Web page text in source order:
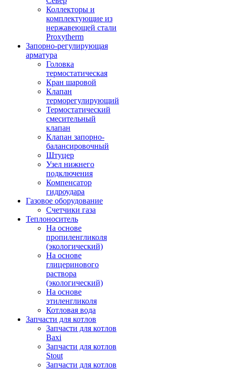
Коллекторы и
комплектующие из
нержавеющей стали
Proxytherm
Запорно-регулирующая
арматура
Головка
термостатическая
Кран шаровой
Клапан
терморегулирующий
Термостатический
смесительный
клапан
Клапан запорно-
балансировочный
Штуцер
Узел нижнего
подключения
Компенсатор
гидроудара
Газовое оборудование
Счетчики газа
Теплоноситель
На основе
пропиленгликоля
(экологический)
На основе
глицеринового
раствора
(экологический)
На основе
этиленгликоля
Котловая вода
Запчасти для котлов
Запчасти для котлов
Baxi
Запчасти для котлов
Stout
Запчасти для котлов